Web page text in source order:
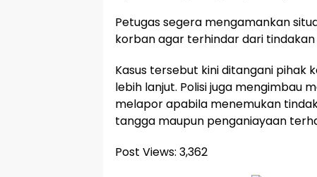
Petugas segera mengamankan
korban agar terhindar dari
Kasus tersebut kini ditangani pihak
lebih lanjut. Polisi juga mengimbau
melapor apabila menemukan
tangga maupun penganiayaan
Post Views: 3,362